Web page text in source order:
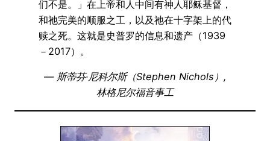
们不是。」在上帝和人中间有神人耶稣基督，
和祂完美的顺服之工，以及祂在十字架上的代
赎之死。这就是史普罗的信息和遗产（1939
－2017）。
— 斯蒂芬·尼科尔斯（Stephen Nichols）,
林格尼尔福音事工